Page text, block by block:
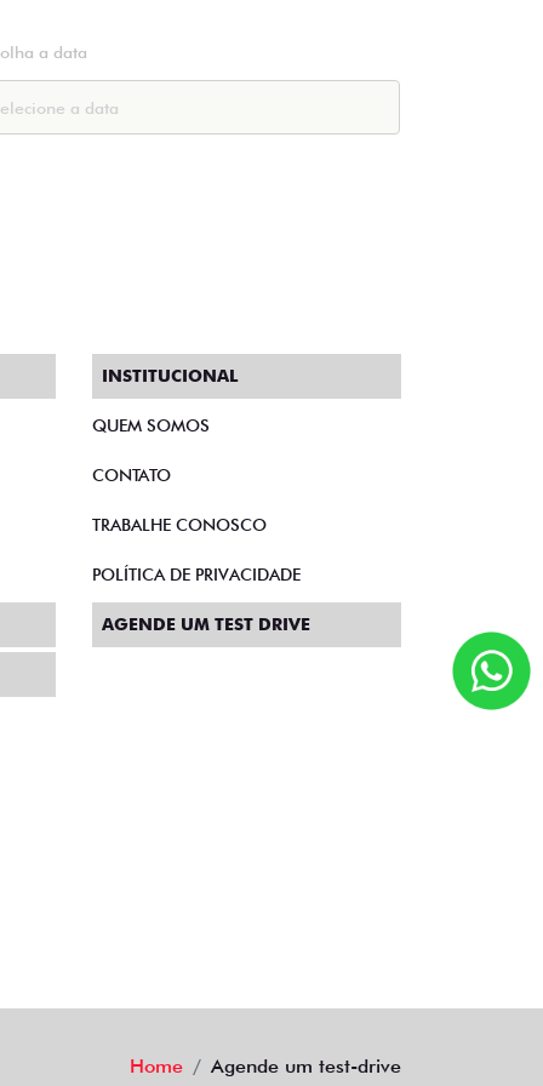
a data
INSTITUCIONAL
QUEM SOMOS
CONTATO
TRABALHE CONOSCO
POLÍTICA DE PRIVACIDADE
AGENDE UM TEST DRIVE
Home Agende um test-drive